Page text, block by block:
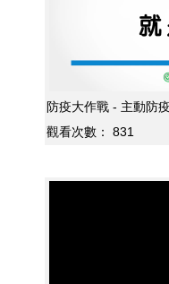
防疫大作戰 - 主動防
觀看次數：
831